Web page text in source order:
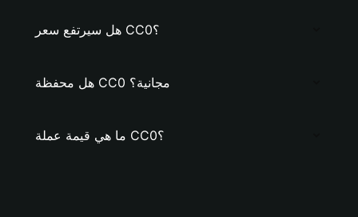
هل سيرتفع سعر CC0؟
هل محفظة CC0 مجانية؟
ما هي قيمة عملة CC0؟